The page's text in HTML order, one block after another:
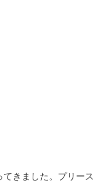
きました。プリース